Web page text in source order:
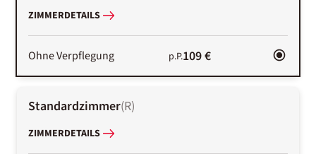
ZIMMERDETAILS
Ohne Verpflegung p.P.109 €
Standardzimmer(R)
ZIMMERDETAILS